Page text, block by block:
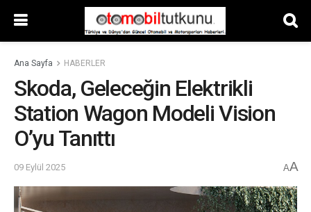
Ana Sayfa HABERLER
Skoda, Geleceğin Elektrikli
Station Wagon Modeli Vision
O’yu Tanıttı
09 Eylül 2025 AA